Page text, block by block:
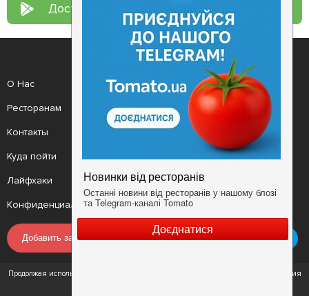
Доступно в Google Play
О Нас
Ресторанам
Контакты
Куда пойти
Лайфхаки
Конфиденциальность
Рецепт дня
Новости
Анонсы
Мобильное приложение
Условия
Добавить заведение
Продолжая использовать наш сайт, вы соглашаетесь с Условиями использования